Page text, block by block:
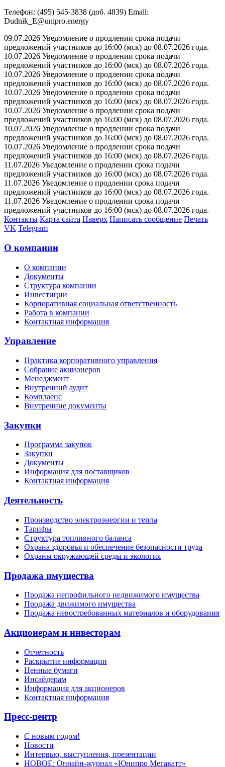
Телефон: (495) 545-3838 (доб. 4839) Email:
Dudnik_E@unipro.energy
09.07.2026 Уведомление о продлении срока подачи
предложений участников до 16:00 (мск) до 08.07.2026 года.
10.07.2026 Уведомление о продлении срока подачи
предложений участников до 16:00 (мск) до 08.07.2026 года.
10.07.2026 Уведомление о продлении срока подачи
предложений участников до 16:00 (мск) до 08.07.2026 года.
10.07.2026 Уведомление о продлении срока подачи
предложений участников до 16:00 (мск) до 08.07.2026 года.
10.07.2026 Уведомление о продлении срока подачи
предложений участников до 16:00 (мск) до 08.07.2026 года.
10.07.2026 Уведомление о продлении срока подачи
предложений участников до 16:00 (мск) до 08.07.2026 года.
10.07.2026 Уведомление о продлении срока подачи
предложений участников до 16:00 (мск) до 08.07.2026 года.
11.07.2026 Уведомление о продлении срока подачи
предложений участников до 16:00 (мск) до 08.07.2026 года.
11.07.2026 Уведомление о продлении срока подачи
предложений участников до 16:00 (мск) до 08.07.2026 года.
11.07.2026 Уведомление о продлении срока подачи
предложений участников до 16:00 (мск) до 08.07.2026 года.
Контакты Карта сайта Наверх Написать сообщение Печать
VK Telegram
О компании
О компании
Документы
Структура компании
Инвестиции
Корпоративная социальная ответственность
Работа в компании
Контактная информация
Управление
Практика корпоративного управления
Собрание акционеров
Менеджмент
Внутренний аудит
Комплаенс
Внутренние документы
Закупки
Программа закупок
Закупки
Документы
Информация для поставщиков
Контактная информация
Деятельность
Производство электроэнергии и тепла
Тарифы
Структура топливного баланса
Охрана здоровья и обеспечение безопасности труда
Охраны окружающей среды и экология
Продажа имущества
Продажа непрофильного недвижимого имущества
Продажа движимого имущества
Продажа невостребованных материалов и оборудования
Акционерам и инвесторам
Отчетность
Раскрытие информации
Ценные бумаги
Инсайдерам
Информация для акционеров
Контактная информация
Пресс-центр
С новым годом!
Новости
Интервью, выступления, презентации
НОВОЕ: Онлайн-журнал «Юнипро Мегаватт»